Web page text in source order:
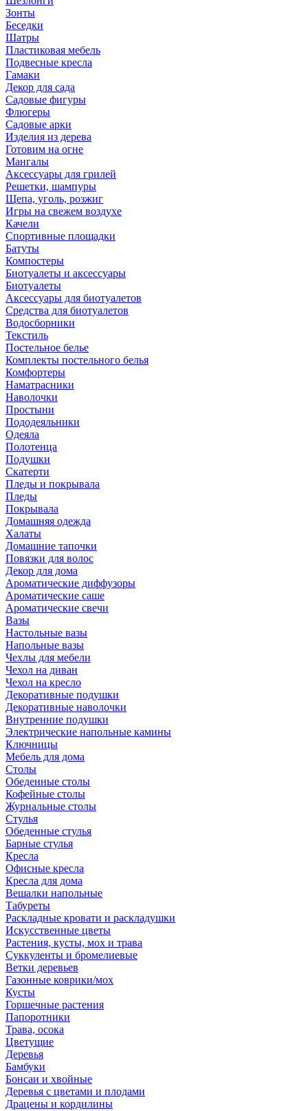
Зонты
Беседки
Шатры
Пластиковая мебель
Подвесные кресла
Гамаки
Декор для сада
Садовые фигуры
Флюгеры
Садовые арки
Изделия из дерева
Готовим на огне
Мангалы
Аксессуары для грилей
Решетки, шампуры
Щепа, уголь, розжиг
Игры на свежем воздухе
Качели
Спортивные площадки
Батуты
Компостеры
Биотуалеты и аксессуары
Биотуалеты
Аксессуары для биотуалетов
Средства для биотуалетов
Водосборники
Текстиль
Постельное белье
Комплекты постельного белья
Комфортеры
Наматрасники
Наволочки
Простыни
Пододеяльники
Одеяла
Полотенца
Подушки
Скатерти
Пледы и покрывала
Пледы
Покрывала
Домашняя одежда
Халаты
Домашние тапочки
Повязки для волос
Декор для дома
Ароматические диффузоры
Ароматические саше
Ароматические свечи
Вазы
Настольные вазы
Напольные вазы
Чехлы для мебели
Чехол на диван
Чехол на кресло
Декоративные подушки
Декоративные наволочки
Внутренние подушки
Электрические напольные камины
Ключницы
Мебель для дома
Столы
Обеденные столы
Кофейные столы
Журнальные столы
Стулья
Обеденные стулья
Барные стулья
Кресла
Офисные кресла
Кресла для дома
Вешалки напольные
Табуреты
Раскладные кровати и раскладушки
Искусственные цветы
Растения, кусты, мох и трава
Суккуленты и бромелиевые
Ветки деревьев
Газонные коврики/мох
Кусты
Горшечные растения
Папоротники
Трава, осока
Цветущие
Деревья
Бамбуки
Бонсаи и хвойные
Деревья с цветами и плодами
Драцены и кордилины